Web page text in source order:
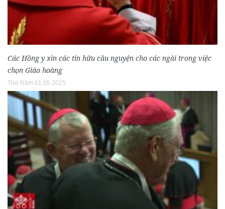
Các Hồng y xin các tín hữu cầu nguyện cho các ngài trong việc
chọn Giáo hoàng
Thứ Năm 01.05.2025